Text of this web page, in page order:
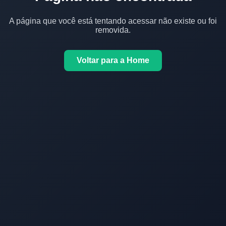
A página que você está tentando acessar não existe ou foi
removida.
Voltar para a Home